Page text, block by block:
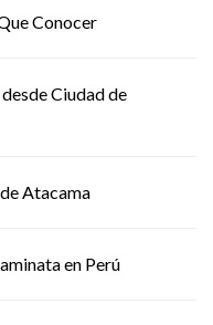
Conocer
Ciudad de
Atacama
en Perú